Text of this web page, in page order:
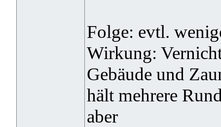
Folge: evtl.
Wirkung:
Gebäude und
hält mehrere
aber